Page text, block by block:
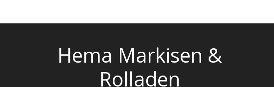
Hema Markisen &
Rolladen